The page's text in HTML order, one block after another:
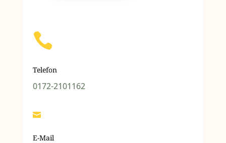

Telefon
0172-2101162

E-Mail